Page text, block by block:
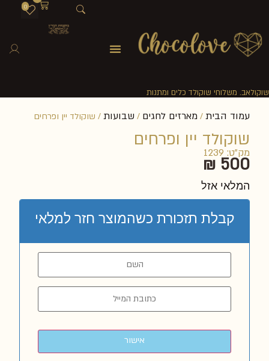
שוקולאב. משלוחי שוקולד כלים ומתנות
0
עמוד הבית / מארזים לחגים / שבועות / שוקולד יין ופרחים
שוקולד יין ופרחים
מק"ט: 1239
₪500
המלאי אזל
קבלת תזכורת כשהמוצר חזר למלאי